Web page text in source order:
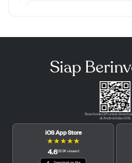
Siap
Scan kode QR untuk
di Android dan iOS.
iOS App Store
★★★★★
4.6(12.3K ulasan)